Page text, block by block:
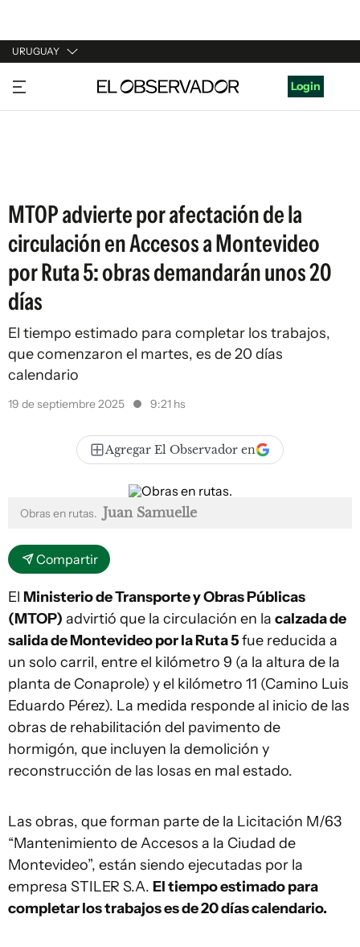
URUGUAY
URUGUAY
ARGENTINA
Login
MTOP advierte por afectación de la
circulación en Accesos a Montevideo
por Ruta 5: obras demandarán unos 20
días
El tiempo estimado para completar los trabajos,
que comenzaron el martes, es de 20 días
calendario
19 de septiembre 2025 9:21 hs
Agregar El Observador en
Obras en rutas. Juan Samuelle
Compartir
El Ministerio de Transporte y Obras Públicas
(MTOP) advirtió que la circulación en la calzada de
salida de Montevideo por la Ruta 5fue reducida a
un solo carril, entre el kilómetro 9 (a la altura de la
planta de Conaprole) y el kilómetro 11 (Camino Luis
Eduardo Pérez). La medida responde al inicio de las
obras de rehabilitación del pavimento de
hormigón, que incluyen la demolición y
reconstrucción de las losas en mal estado.
Las obras, que forman parte de la Licitación M/63
“Mantenimiento de Accesos a la Ciudad de
Montevideo”, están siendo ejecutadas por la
empresa STILER S.A. El tiempo estimado para
completar los trabajos es de 20 días calendario.